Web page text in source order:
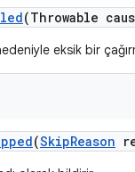
(Throwable
eksik bir
(SkipReason